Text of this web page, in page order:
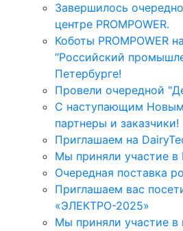
Завершилось
центре PROMPOWER.
Коботы PROMPOWER
“Российский
Петербурге!
Провели очередной
С наступающим
партнеры и заказчики!
Приглашаем на
Мы приняли участие в
Очередная поставка
Приглашаем вас
«ЭЛЕКТРО-2025»
Мы приняли участие в